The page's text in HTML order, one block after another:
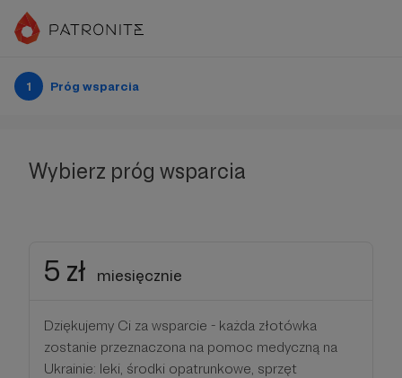
1 Próg wsparcia
Wybierz próg wsparcia
5 zł miesięcznie
Dziękujemy Ci za wsparcie - każda złotówka
zostanie przeznaczona na pomoc medyczną na
Ukrainie: leki, środki opatrunkowe, sprzęt